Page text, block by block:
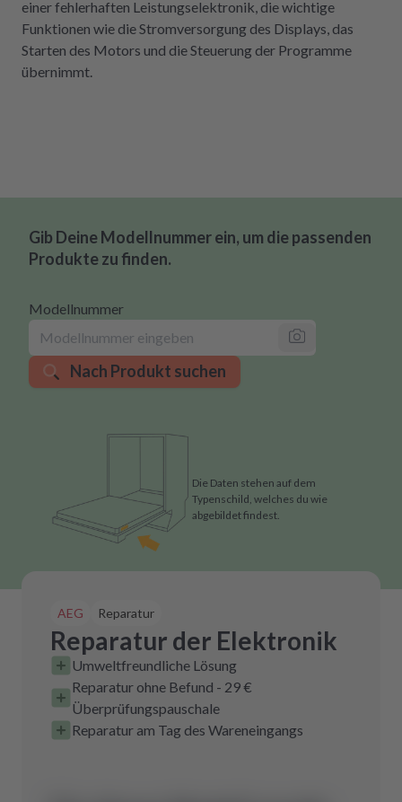
einer fehlerhaften Leistungselektronik, die wichtige
Funktionen wie die Stromversorgung des Displays, das
Starten des Motors und die Steuerung der Programme
übernimmt.
Gib Deine Modellnummer ein, um die passenden
Produkte zu finden.
Modellnummer
Nach Produkt suchen
Die Daten stehen auf dem
Typenschild, welches du wie
abgebildet findest.
AEG Reparatur
Reparatur der Elektronik
Umweltfreundliche Lösung
Reparatur ohne Befund - 29 €
Überprüfungspauschale
Reparatur am Tag des Wareneingangs